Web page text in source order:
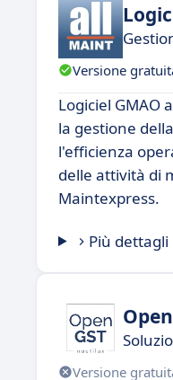
Versione
Logiciel GMAO
la gestione
l'efficienza
delle attività di
Maintexpress.
Più dettagli
Versione